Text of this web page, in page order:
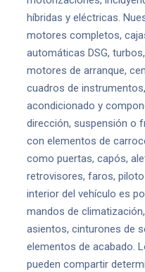
híbridas y eléctricas.
motores completos,
automáticas DSG,
motores de arranque,
cuadros de
acondicionado y
dirección, suspensión o
con elementos de
como puertas, capós,
retrovisores, faros,
interior del vehículo es
mandos de
asientos, cinturones de
elementos de acabado.
pueden compartir